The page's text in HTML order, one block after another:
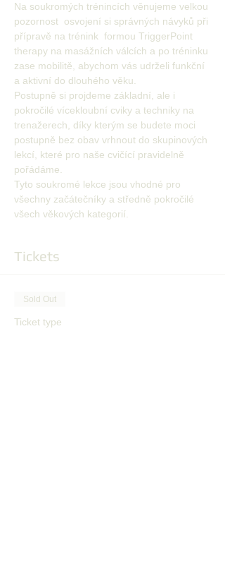
Na soukromých trénincích věnujeme velkou
pozornost  osvojení si správných návyků při
přípravě na trénink  formou TriggerPoint
therapy na masážních válcích a po tréninku
zase mobilitě, abychom vás udrželi funkční
a aktivní do dlouhého věku.
Postupně si projdeme základní, ale i
pokročilé vícekloubní cviky a techniky na
trenažerech, díky kterým se budete moci
postupně bez obav vrhnout do skupinových
lekcí, které pro naše cvičící pravidelně
pořádáme.
Tyto soukromé lekce jsou vhodné pro
všechny začátečníky a středně pokročilé
všech věkových kategorií.
Tickets
Sold Out
Ticket type